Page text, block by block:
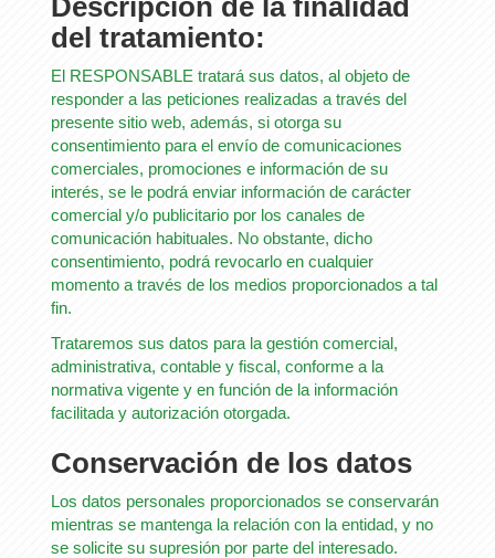
del tratamiento:
El RESPONSABLE tratará sus datos, al objeto de
responder a las peticiones realizadas a través del
presente sitio web, además, si otorga su
consentimiento para el envío de comunicaciones
comerciales, promociones e información de su
interés, se le podrá enviar información de carácter
comercial y/o publicitario por los canales de
comunicación habituales. No obstante, dicho
consentimiento, podrá revocarlo en cualquier
momento a través de los medios proporcionados a tal
fin.
Trataremos sus datos para la gestión comercial,
administrativa, contable y fiscal, conforme a la
normativa vigente y en función de la información
facilitada y autorización otorgada.
Conservación de los datos
Los datos personales proporcionados se conservarán
mientras se mantenga la relación con la entidad, y no
se solicite su supresión por parte del interesado.